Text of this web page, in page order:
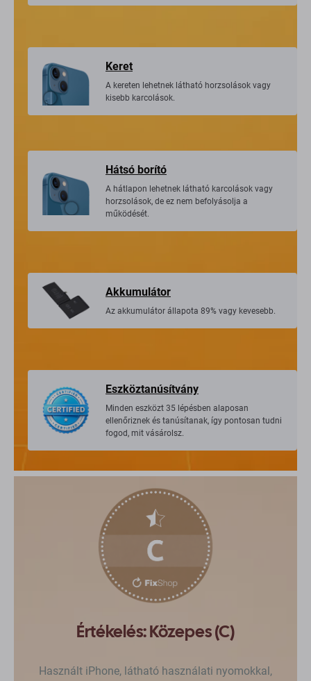
Keret
A kereten lehetnek látható horzsolások vagy
kisebb karcolások.
Hátsó borító
A hátlapon lehetnek látható karcolások vagy
horzsolások, de ez nem befolyásolja a
működését.
Akkumulátor
Az akkumulátor állapota 89% vagy kevesebb.
Eszköztanúsítvány
Minden eszközt 35 lépésben alaposan
ellenőriznek és tanúsítanak, így pontosan tudni
fogod, mit vásárolsz.
Értékelés: Közepes (C)
Használt iPhone, látható használati nyomokkal,